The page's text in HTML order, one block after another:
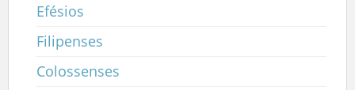
Efésios
Filipenses
Colossenses